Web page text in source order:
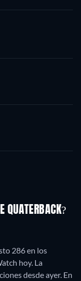
QUATERBACK?
286 en los
hoy. La
desde ayer. En